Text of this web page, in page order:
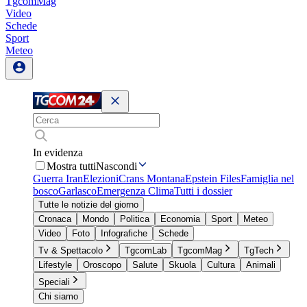
Video
Schede
Sport
Meteo
In evidenza
Mostra tuttiNascondi
Guerra IranElezioniCrans MontanaEpstein FilesFamiglia nel
boscoGarlascoEmergenza ClimaTutti i dossier
Tutte le notizie del giorno
Cronaca
Mondo Politica Economia Sport
Meteo
Video
Foto Infografiche
Schede
Tv & Spettacolo
TgcomLab TgcomMag
TgTech
Lifestyle
Oroscopo Salute Skuola Cultura
Animali
Speciali
Chi siamo